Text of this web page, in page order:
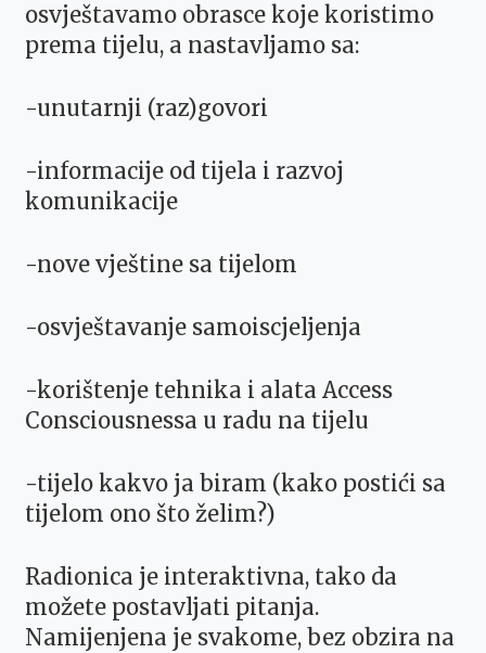
osvještavamo obrasce koje koristimo
prema tijelu, a nastavljamo sa:
-unutarnji (raz)govori
-informacije od tijela i razvoj
komunikacije
-nove vještine sa tijelom
-osvještavanje samoiscjeljenja
-korištenje tehnika i alata Access
Consciousnessa u radu na tijelu
-tijelo kakvo ja biram (kako postići sa
tijelom ono što želim?)
Radionica je interaktivna, tako da
možete postavljati pitanja.
Namijenjena je svakome, bez obzira na